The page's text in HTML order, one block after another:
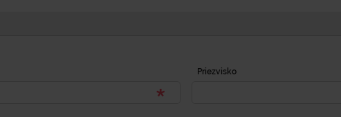
Priezvisko